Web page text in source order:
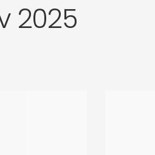
2025